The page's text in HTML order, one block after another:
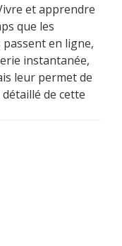
et apprendre
que les
en ligne,
instantanée,
leur permet de
de cette